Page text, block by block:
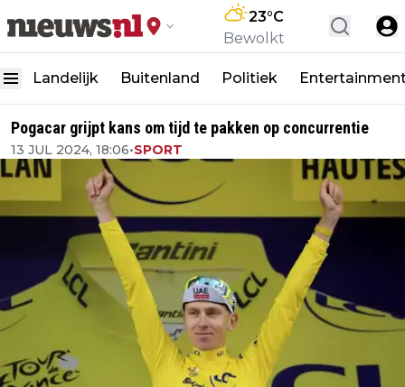
23°C
Bewolkt
Landelijk Buitenland Politiek
Pogacar grijpt kans om tijd te pakken op concurrentie
13 JUL 2024, 18:06•SPORT